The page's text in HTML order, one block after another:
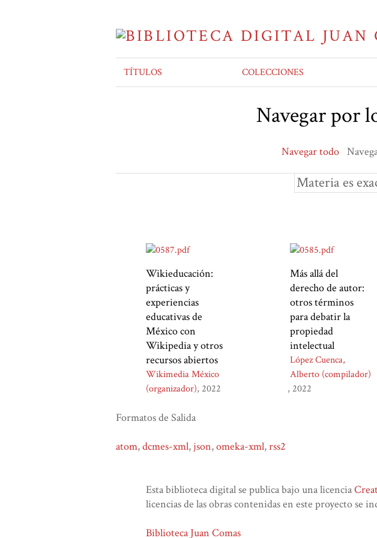
TÍTULOS COLECCIONES
Navegar por
Navegar todo
Materia es
Wikieducación:
prácticas y
experiencias
educativas de
México con
Wikipedia y otros
recursos abiertos
Wikimedia México
(organizador) 2022
Más allá del
derecho de autor:
otros términos
para debatir la
propiedad
intelectual
López Cuenca,
Alberto (compilador)
2022
Formatos de Salida
atom,dcmes-xml, json,omeka-xml,rss2
Esta biblioteca digital se publica bajo una licencia
licencias de las obras contenidas en este proyecto se
Biblioteca Juan Comas